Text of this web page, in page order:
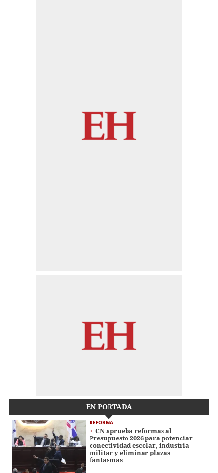
EN PORTADA
REFORMA
CN aprueba reformas al
Presupuesto 2026 para potenciar
conectividad escolar, industria
militar y eliminar plazas
fantasmas